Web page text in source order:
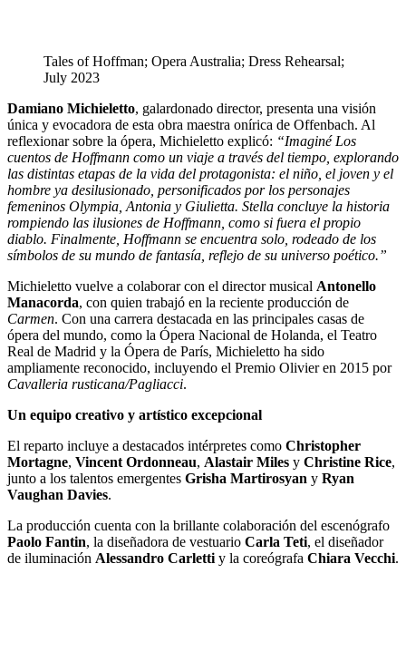
Tales of Hoffman; Opera Australia; Dress Rehearsal;
July 2023
Damiano Michieletto, galardonado director, presenta una visión
única y evocadora de esta obra maestra onírica de Offenbach. Al
reflexionar sobre la ópera, Michieletto explicó: “Imaginé Los
cuentos de Hoffmann como un viaje a través del tiempo, explorando
las distintas etapas de la vida del protagonista: el niño, el joven y el
hombre ya desilusionado, personificados por los personajes
femeninos Olympia, Antonia y Giulietta. Stella concluye la historia
rompiendo las ilusiones de Hoffmann, como si fuera el propio
diablo. Finalmente, Hoffmann se encuentra solo, rodeado de los
símbolos de su mundo de fantasía, reflejo de su universo poético.”
Michieletto vuelve a colaborar con el director musical Antonello
Manacorda, con quien trabajó en la reciente producción de
Carmen. Con una carrera destacada en las principales casas de
ópera del mundo, como la Ópera Nacional de Holanda, el Teatro
Real de Madrid y la Ópera de París, Michieletto ha sido
ampliamente reconocido, incluyendo el Premio Olivier en 2015 por
Cavalleria rusticana/Pagliacci.
Un equipo creativo y artístico excepcional
El reparto incluye a destacados intérpretes como Christopher
Mortagne, Vincent Ordonneau, Alastair Miles y Christine Rice,
junto a los talentos emergentes Grisha Martirosyan y Ryan
Vaughan Davies.
La producción cuenta con la brillante colaboración del escenógrafo
Paolo Fantin, la diseñadora de vestuario Carla Teti, el diseñador
de iluminación Alessandro Carletti y la coreógrafa Chiara Vecchi.